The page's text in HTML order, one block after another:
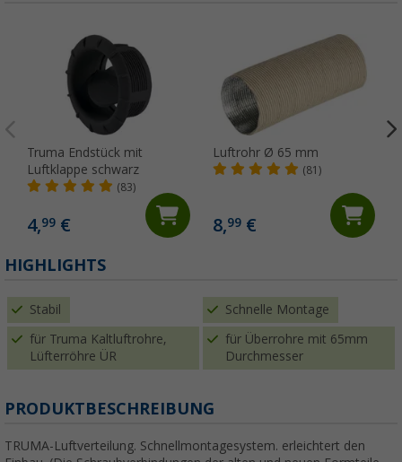
Truma Endstück mit
Luftklappe schwarz
(83)
4,99 €
Luftrohr Ø 65 mm
(81)
8,99€
HIGHLIGHTS
Stabil Schnelle Montage
für Truma Kaltluftrohre,
Lüfterröhre ÜR
für Überrohre mit 65mm
Durchmesser
PRODUKTBESCHREIBUNG
TRUMA-Luftverteilung. Schnellmontagesystem. erleichtert den